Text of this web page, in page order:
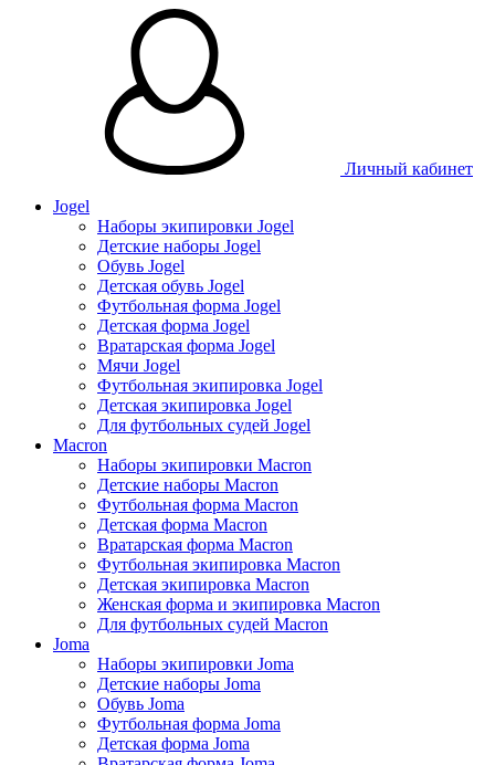
Личный кабинет
Jogel
Наборы экипировки Jogel
Детские наборы Jogel
Обувь Jogel
Детская обувь Jogel
Футбольная форма Jogel
Детская форма Jogel
Вратарская форма Jogel
Мячи Jogel
Футбольная экипировка Jogel
Детская экипировка Jogel
Для футбольных судей Jogel
Macron
Наборы экипировки Macron
Детские наборы Macron
Футбольная форма Macron
Детская форма Macron
Вратарская форма Macron
Футбольная экипировка Macron
Детская экипировка Macron
Женская форма и экипировка Macron
Для футбольных судей Macron
Joma
Наборы экипировки Joma
Детские наборы Joma
Обувь Joma
Футбольная форма Joma
Детская форма Joma